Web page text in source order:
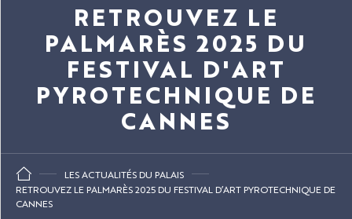
RETROUVEZ LE
PALMARÈS 2025 DU
FESTIVAL D'ART
PYROTECHNIQUE DE
CANNES
LES ACTUALITÉS DU PALAIS
RETROUVEZ LE PALMARÈS 2025 DU FESTIVAL D’ART PYROTECHNIQUE DE
CANNES